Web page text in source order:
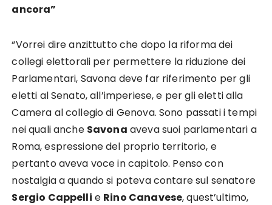
ancora”
“Vorrei dire anzittutto che dopo la riforma dei
collegi elettorali per permettere la riduzione dei
Parlamentari, Savona deve far riferimento per gli
eletti al Senato, all’imperiese, e per gli eletti alla
Camera al collegio di Genova. Sono passati i tempi
nei quali anche Savona aveva suoi parlamentari a
Roma, espressione del proprio territorio, e
pertanto aveva voce in capitolo. Penso con
nostalgia a quando si poteva contare sul senatore
Sergio Cappelli e Rino Canavese, quest’ultimo,